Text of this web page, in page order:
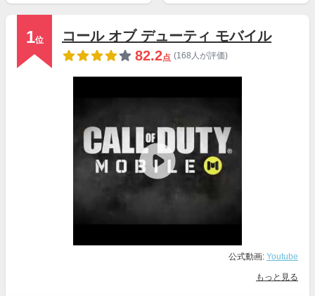
1位
コール オブ デューティ モバイル
82.2点 (168人が評価)
公式動画: Youtube
もっと見る